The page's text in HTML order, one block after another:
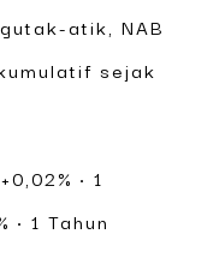
atik, NAB
sejak
• 1
• 1 Tahun